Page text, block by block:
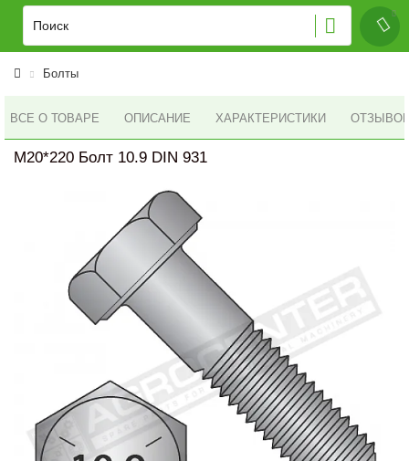
Болты
ВСЕ О ТОВАРЕ ОПИСАНИЕ ХАРАКТЕРИСТИКИ ОТЗЫВОВ
M20*220 Болт 10.9 DIN 931